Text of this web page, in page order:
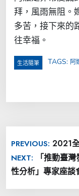
拜，風雨無阻。
多苦，接下來的
往幸福。
生活隨筆 TAGS: 阿
章
導
覽
PREVIOUS: 2021
NEXT:
「推動臺
性分析」專家座談